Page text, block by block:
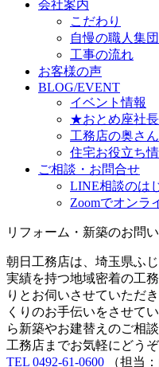
会社案内
こだわり
自慢の職人集団
工事の流れ
お客様の声
BLOG/EVENT
イベント情報
★おとめ座社
工務店の奥さ
住宅お役立ち
ご相談・お問合せ
LINE相談のは
Zoomでオンラ
リフォーム・新築のお問
朝日工務店は、埼玉県ふ
実績を持つ地域密着の工
りとお伺いさせていただ
くりのお手伝いをさせて
ら新築やお建替えのご相
工務店までお気軽にどうぞ
TEL 0492-61-0600 （担当：